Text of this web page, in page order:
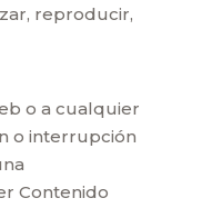
reproducir,
o a cualquier
o interrupción
Contenido